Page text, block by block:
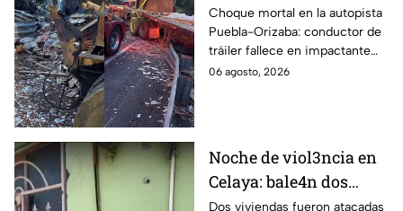
MU3RTO en la
carretera; pobladores lo
IGNORAN y hacen
RAPIÑA del
Choque mortal en la autopista
Puebla-Orizaba: conductor de
tráiler fallece en impactante
accidente. Descubre cómo
06 agosto, 2026
Noche de viol3ncia en
Celaya: bale4n dos
casas de forma
Dos viviendas fueron atacadas